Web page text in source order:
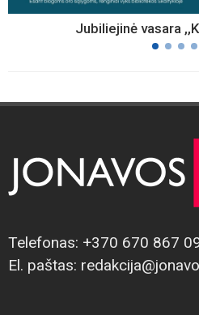
Jubiliejinė vasara
Telefonas: +370 670 867
El. paštas: